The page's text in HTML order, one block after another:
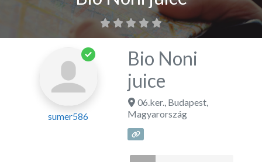
sumer586
Bio Noni
juice
06.ker., Budapest,
Magyarország